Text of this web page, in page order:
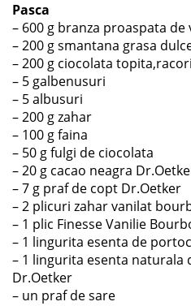
Pasca
– 600 g branza proaspata de
– 200 g smantana grasa
– 200 g ciocolata
– 5 galbenusuri
– 5 albusuri
– 200 g zahar
– 100 g faina
– 50 g fulgi de ciocolata
– 20 g cacao neagra
– 7 g praf de copt Dr.Oetker
– 2 plicuri zahar vanilat
– 1 plic Finesse Vanilie
– 1 lingurita esenta de
– 1 lingurita esenta naturala
Dr.Oetker
– un praf de sare